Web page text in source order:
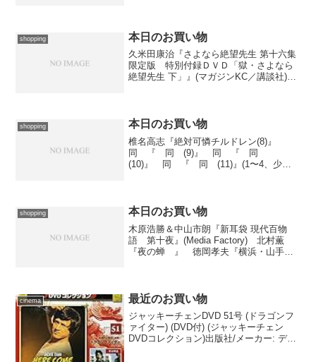
ルカバーなんての...
shopping 本日のお買い物
久米田康治『さよなら絶望先生 第十六集
限定版 特別付録ＤＶＤ「獄・さよなら
絶望先生 下」』(マガジンKC／講談社)
shopping 本日のお買い物
椎名高志『絶対可憐チルドレン(8)』
同 『 同 (9)』 同 『 同
(10)』 同 『 同 (11)』(1〜4、少年
しておりま...
shopping 本日のお買い物
木原浩勝＆中山市朗『新耳袋 現代百物
語 第十夜』(Media Factory) 北村薫
『夜の蝉 』 徳岡孝夫『横浜・山手の
は...
cinema 最近のお買い物
ジャッキーチェンDVD 51号 (ドラゴンフ
ァイター) (DVD付) (ジャッキーチェン
DVDコレクション)出版社/メーカー: デア